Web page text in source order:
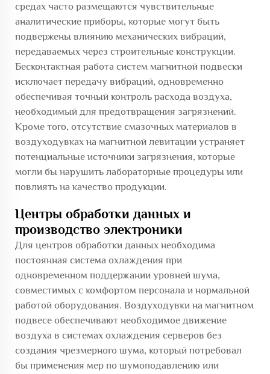
средах часто размещаются чувствительные
аналитические приборы, которые могут быть
подвержены влиянию механических вибраций,
передаваемых через строительные конструкции.
Бесконтактная работа систем магнитной подвески
исключает передачу вибраций, одновременно
обеспечивая точный контроль расхода воздуха,
необходимый для предотвращения загрязнений.
Кроме того, отсутствие смазочных материалов в
воздуходувках на магнитной левитации устраняет
потенциальные источники загрязнения, которые
могли бы нарушить лабораторные процедуры или
повлиять на качество продукции.
Центры обработки данных и
производство электроники
Для центров обработки данных необходима
постоянная система охлаждения при
одновременном поддержании уровней шума,
совместимых с комфортом персонала и нормальной
работой оборудования. Воздуходувки на магнитном
подвесе обеспечивают необходимое движение
воздуха в системах охлаждения серверов без
создания чрезмерного шума, который потребовал
бы применения мер по шумоподавлению или